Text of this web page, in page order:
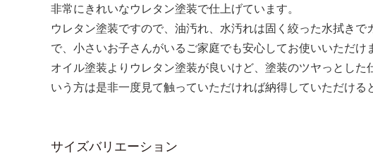
非常にきれいなウレタン塗装で仕上げています。
ウレタン塗装ですので、油汚れ、水汚れは固く絞った水拭きで
で、小さいお子さんがいるご家庭でも安心してお使いいただけ
オイル塗装よりウレタン塗装が良いけど、塗装のツヤっとした
いう方は是非一度見て触っていただければ納得していただける
サイズバリエーション